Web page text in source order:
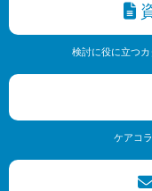
検討に役に立つ
ケアコ